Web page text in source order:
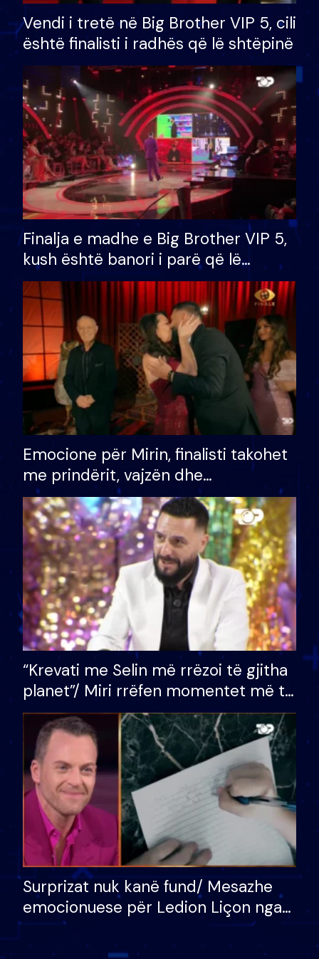
Vendi i tretë në Big Brother VIP 5, cili
është finalisti i radhës që lë shtëpinë
Finalja e madhe e Big Brother VIP 5,
kush është banori i parë që lë
shtëpinë dhe humb mundësinë për
të fituar çmimin e madh
Emocione për Mirin, finalisti takohet
me prindërit, vajzën dhe
bashkëshorten: S’kemi ndonjë letër
divorci apo jo?
“Krevati me Selin më rrëzoi të gjitha
planet”/ Miri rrëfen momentet më të
bukura në shtëpinë e BB VIP: Do më
mungojë zilja e mëngjesit kur…
Surprizat nuk kanë fund/ Mesazhe
emocionuese për Ledion Liçon nga
nëna dhe fëmijët e tij, moderatori
nuk i mban dot lotët: Nuk meritoj…